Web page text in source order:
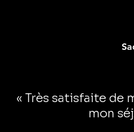
« Très satisfaite de
mon